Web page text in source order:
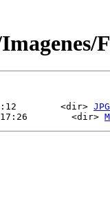
<dir> JPG
17:26        <dir>